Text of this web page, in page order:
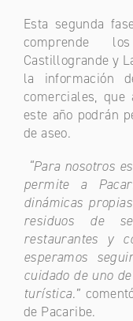
Esta segunda
comprende
Castillogrande y
la información
comerciales,
este año podrán
de aseo.
“Para nosotros
permite a
dinámicas
residuos de
restaurantes y
esperamos
cuidado de uno
turística.”
de Pacaribe.